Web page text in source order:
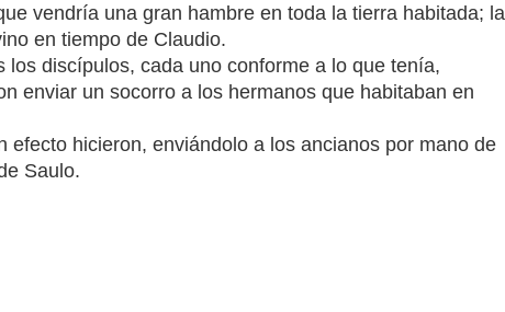
vendría una gran hambre en toda la tierra habitada; la
en tiempo de Claudio.
los discípulos, cada uno conforme a lo que tenía,
enviar un socorro a los hermanos que habitaban en
efecto hicieron, enviándolo a los ancianos por mano de
Saulo.